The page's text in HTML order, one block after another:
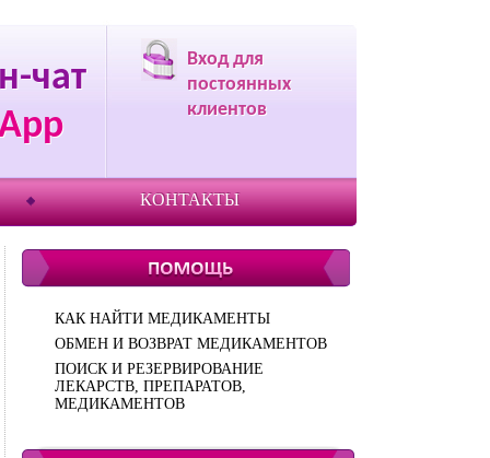
чат
Вход для
постоянных
клиентов
КОНТАКТЫ
КАК НАЙТИ МЕДИКАМЕНТЫ
ОБМЕН И ВОЗВРАТ МЕДИКАМЕНТОВ
ПОИСК И РЕЗЕРВИРОВАНИЕ
ЛЕКАРСТВ, ПРЕПАРАТОВ,
МЕДИКАМЕНТОВ